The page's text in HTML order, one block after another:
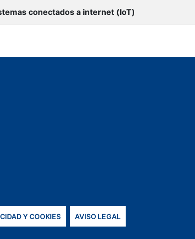
conectados a internet (loT)
Y COOKIES AVISO LEGAL